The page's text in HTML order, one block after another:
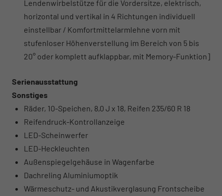
Lendenwirbelstütze für die Vordersitze, elektrisch,
horizontal und vertikal in 4 Richtungen individuell
einstellbar / Komfortmittelarmlehne vorn mit
stufenloser Höhenverstellung im Bereich von 5 bis
20° oder komplett aufklappbar, mit Memory-Funktion]
Serienausstattung
Sonstiges
Räder, 10-Speichen, 8,0 J x 18, Reifen 235/60 R 18
Reifendruck-Kontrollanzeige
LED-Scheinwerfer
LED-Heckleuchten
Außenspiegelgehäuse in Wagenfarbe
Dachreling Aluminiumoptik
Wärmeschutz- und Akustikverglasung Frontscheibe